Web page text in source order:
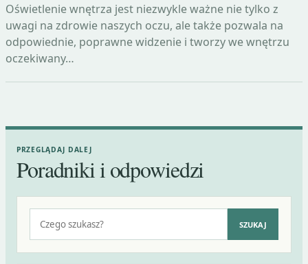
Oświetlenie wnętrza jest niezwykle ważne nie tylko z
uwagi na zdrowie naszych oczu, ale także pozwala na
odpowiednie, poprawne widzenie i tworzy we wnętrzu
oczekiwany…
PRZEGLĄDAJ DALEJ
Poradniki i odpowiedzi
SZUKAJ